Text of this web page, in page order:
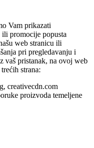
Vam prikazati
ili promocije popusta
web stranicu ili
pri pregledavanju i
vaš pristanak, na ovoj web
strana:
creativecdn.com
proizvoda temeljene